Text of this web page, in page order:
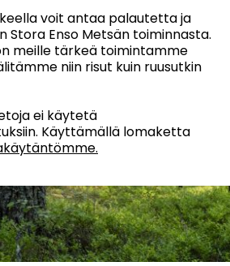
voit antaa palautetta ja
Stora Enso Metsän toiminnasta.
meille tärkeä toimintamme
niin risut kuin ruusutkin
ei käytetä
Käyttämällä lomaketta